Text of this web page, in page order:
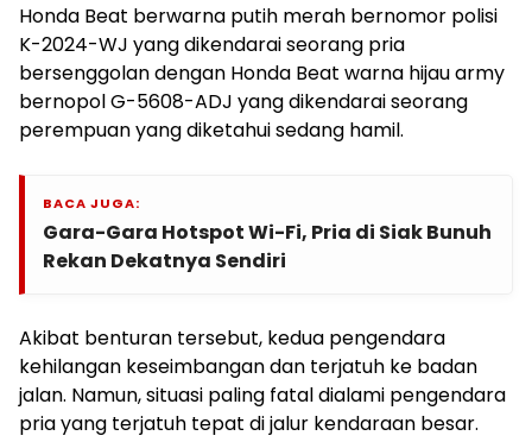
Honda Beat berwarna putih merah bernomor polisi
K-2024-WJ yang dikendarai seorang pria
bersenggolan dengan Honda Beat warna hijau army
bernopol G-5608-ADJ yang dikendarai seorang
perempuan yang diketahui sedang hamil.
BACA JUGA:
Gara-Gara Hotspot Wi-Fi, Pria di Siak Bunuh
Rekan Dekatnya Sendiri
Akibat benturan tersebut, kedua pengendara
kehilangan keseimbangan dan terjatuh ke badan
jalan. Namun, situasi paling fatal dialami pengendara
pria yang terjatuh tepat di jalur kendaraan besar.